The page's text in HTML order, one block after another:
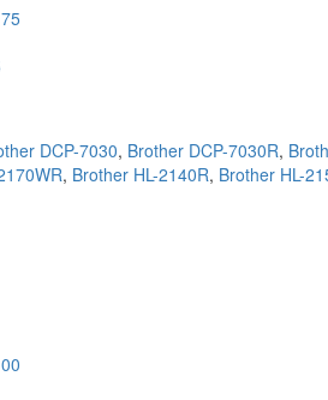
DCP-7030, Brother DCP-7030R,
, Brother HL-2140R, Brother HL-